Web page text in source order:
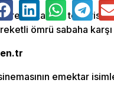
kanser tedavisi
ömrü sabaha
emektar